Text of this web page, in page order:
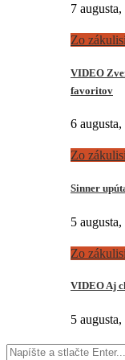
7
Zo
VIDEO
favoritov
6
Zo
Sinner
5
Zo
VIDEO Aj
5